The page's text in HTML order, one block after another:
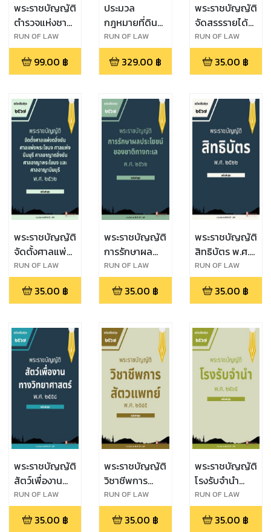
พระราชบัญญัติ
ตำรวจแห่งชาติ
พ.ศ. ๒๕๖๕
RUN OF LAW
99.00 ฿
ประมวล
กฎหมายที่ดิน
พร้อมกฎหมาย
ที่เกี่ยวข้อง
RUN OF LAW
329.00 ฿
พระราชบัญญัติ
จัดสรรรายได้
ประเภทภาษี
มูลค่าเพิ่มและ
ภาษีธุรกิจเฉพาะ
ส่วนท้องถิ่น
พ.ศ. ๒๕๓๔
RUN OF LAW
35.00 ฿
พระราชบัญญัติ
จัดตั้งศาลแพ่ง
ตลิ่งชัน ศาล
แพ่งพระโขนง
ศาลแพ่งมีนบุรี
ตลิ่งชัน ศาล
อาญาพระโขนง
และศาลอาญา
มีนบุรี พ.ศ.
๒๕๖๒
RUN OF LAW
35.00 ฿
พระราชบัญญัติ
การรักษาผล
ประโยชน์ของ
ชาติทางทะเล
พ.ศ. ๒๕๖๒
RUN OF LAW
35.00 ฿
พระราชบัญญัติ
สิทธิบัตร พ.ศ.
๒๕๒๒
RUN OF LAW
35.00 ฿
พระราชบัญญัติ
สัตว์เพื่องาน
ทาง
วิทยาศาสตร์
พ.ศ. ๒๕๕๘
RUN OF LAW
35.00 ฿
พระราชบัญญัติ
วิชาชีพการ
สัตวแพทย์ พ.ศ.
๒๕๔๕
RUN OF LAW
35.00 ฿
พระราชบัญญัติ
โรงรับจำนำ
พ.ศ. ๒๕๐๕
RUN OF LAW
35.00 ฿